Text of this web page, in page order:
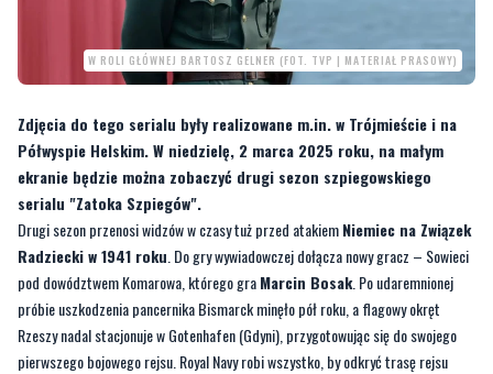
W ROLI GŁÓWNEJ BARTOSZ GELNER (FOT. TVP | MATERIAŁ PRASOWY)
Zdjęcia do tego serialu były realizowane m.in. w Trójmieście i na
Półwyspie Helskim. W niedzielę, 2 marca 2025 roku, na małym
ekranie będzie można zobaczyć drugi sezon szpiegowskiego
serialu "Zatoka Szpiegów".
Drugi sezon przenosi widzów w czasy tuż przed atakiemNiemiec na Związek
Radziecki w 1941 roku . Do gry wywiadowczej dołącza nowy gracz – Sowieci
pod dowództwem Komarowa, którego graMarcin Bosak. Po udaremnionej
próbie uszkodzenia pancernika Bismarck minęło pół roku, a flagowy okręt
Rzeszy nadal stacjonuje w Gotenhafen (Gdyni), przygotowując się do swojego
pierwszego bojowego rejsu. Royal Navy robi wszystko, by odkryć trasę rejsu